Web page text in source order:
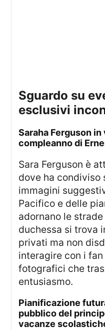
Sguardo su eventi recenti ed
esclusivi
Saraha Ferguson in visita a Lima prima del
compleanno di
Sara Ferguson è attualmente a Lima,
dove ha condiviso
immagini
Pacifico e delle
adornano le
duchessa si trova
privati ma non
interagire con i
fotografici che
entusiasmo.
Pianificazione futura: il primo impegno
pubblico del
vacanze